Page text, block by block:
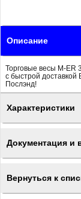
Описание
Торговые весы M-ER
с быстрой доставкой
Послэнд!
Характеристики
Документация и
Вернуться к